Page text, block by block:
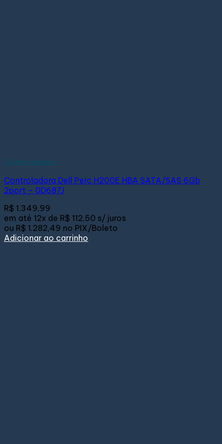
Controladora
Controladora Dell Perc H200E HBA SATA/SAS 6Gb
2port – 0D687J
R$ 1.349,99
em até 12x de R$ 112,50 s/ juros
ou R$ 1.282,49 no PIX/Boleto
Adicionar ao carrinho